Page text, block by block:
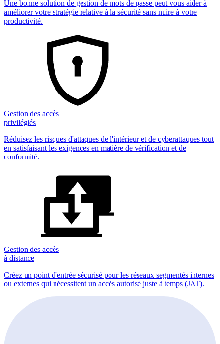
Une bonne solution de gestion de mots de passe peut vous aider à
améliorer votre stratégie relative à la sécurité sans nuire à votre
productivité.
Gestion des accès
privilégiés
Réduisez les risques d'attaques de l'intérieur et de cyberattaques tout
en satisfaisant les exigences en matière de vérification et de
conformité.
Gestion des accès
à distance
Créez un point d'entrée sécurisé pour les réseaux segmentés internes
ou externes qui nécessitent un accès autorisé juste à temps (JAT).